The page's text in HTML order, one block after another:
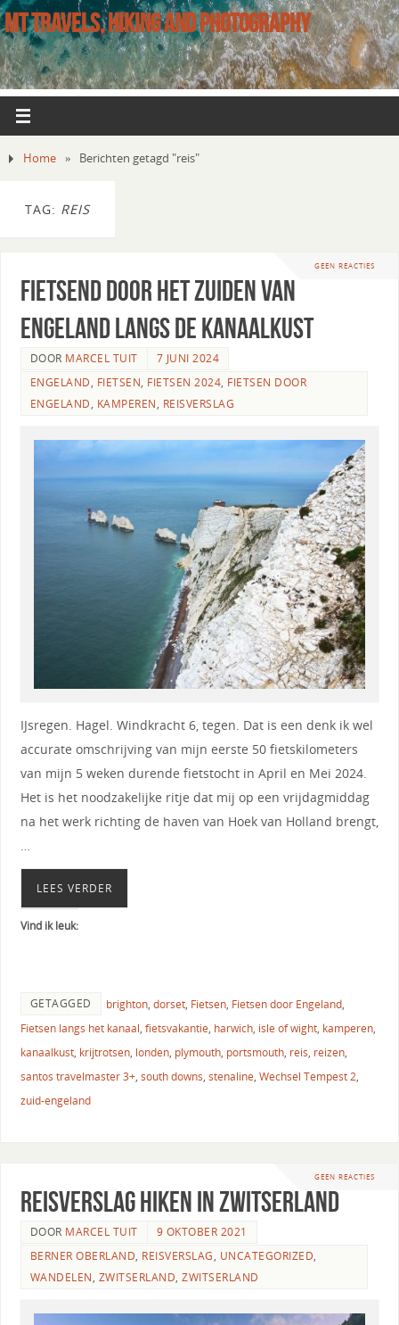
MT TRAVELS, HIKING AND PHOTOGRAPHY
Home » Berichten getagd "reis"
TAG: REIS
GEEN REACTIES
Fietsend door het zuiden van
Engeland langs de Kanaalkust
DOOR MARCEL TUIT
7 JUNI 2024
ENGELAND, FIETSEN, FIETSEN 2024, FIETSEN DOOR
ENGELAND, KAMPEREN, REISVERSLAG
IJsregen. Hagel. Windkracht 6, tegen. Dat is een denk ik wel
accurate omschrijving van mijn eerste 50 fietskilometers
van mijn 5 weken durende fietstocht in April en Mei 2024.
Het is het noodzakelijke ritje dat mij op een vrijdagmiddag
na het werk richting de haven van Hoek van Holland brengt,
…
LEES VERDER
Vind ik leuk:
GETAGGED brighton, dorset, Fietsen, Fietsen door Engeland,
Fietsen langs het kanaal, fietsvakantie, harwich, isle of wight, kamperen,
kanaalkust, krijtrotsen, londen, plymouth, portsmouth, reis, reizen,
santos travelmaster 3+, south downs, stenaline, Wechsel Tempest 2,
zuid-engeland
GEEN REACTIES
Reisverslag hiken in Zwitserland
DOOR MARCEL TUIT
9 OKTOBER 2021
BERNER OBERLAND, REISVERSLAG, UNCATEGORIZED,
WANDELEN, ZWITSERLAND,ZWITSERLAND